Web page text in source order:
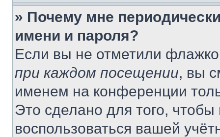
» Почему мне
имени и пароля?
Если вы не отметили
при каждом посещении, вы
именем на конференции
Это сделано для того, чтобы
воспользоваться вашей